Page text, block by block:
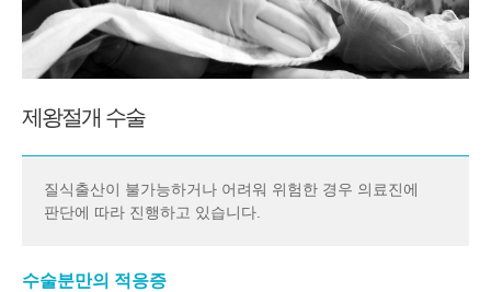
제왕절개 수술
질식출산이 불가능하거나 어려워 위험한 경우 의료진에
판단에 따라 진행하고 있습니다.
수술분만의 적응증